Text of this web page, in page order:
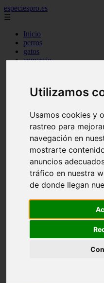
Utilizamos
Usamos cookies y
rastreo para
navegación en
mostrarte
anuncios
tráfico en nuestra
de donde llegan
especiespro.es
☰
Inicio
perros
gatos
comercio
acuarios
salud
ventas
aves
marketing
bienestar
verano
legislaci n
peluquer a
peluquer a canina
consejos